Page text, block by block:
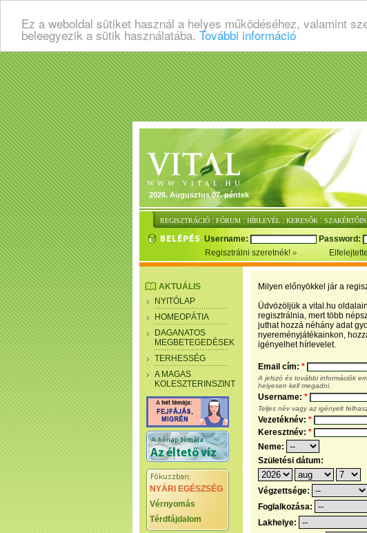
Ez a weboldal sütiket használ a helyes működéséhez, valamint
beleegyezik a sütik használatába. További információ
2026. Augusztus 07. péntek
REGISZTRÁCIÓ : FÓRUM : HÍRLEVÉL : KERESŐK :
Username: Password:
Regisztrálni szeretnék!
AKTUÁLIS
NYITÓLAP
HOMEOPÁTIA
DAGANATOS
MEGBETEGEDÉSEK
TERHESSÉG
A MAGAS
KOLESZTERINSZINT
NYÁRI EGÉSZSÉG
Vérnyomás
Térdfájdalom
Milyen előnyökkel jár a
Üdvözöljük a vital.hu
regisztrálnia, mert több
juthat hozzá néhány adat
nyereményjátékainkon,
igényelhet hírlevelet.
Email cím: *
A jelszó és további információk
helyesen kell megadni.
Username: *
Teljes név vagy az igényelt
Vezetéknév: *
Keresztnév: *
Neme:
Születési dátum:
Végzettsége:
Foglalkozása:
Lakhelye: